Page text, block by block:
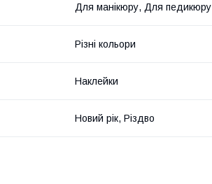
Для манікюру, Для педикюру
Різні кольори
Наклейки
Новий рік, Різдво